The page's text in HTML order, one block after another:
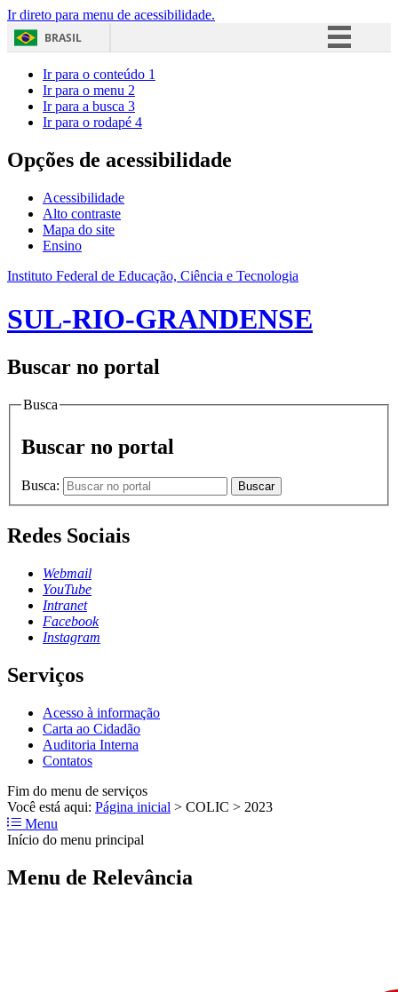
Ir direto para menu de acessibilidade.
BRASIL
Acesso à informação
Ir para o conteúdo 1
Ir para o menu 2
Ir para a busca 3
Ir para o rodapé 4
Opções de acessibilidade
Acessibilidade
Alto contraste
Mapa do site
Ensino
Instituto Federal de Educação, Ciência e Tecnologia
SUL-RIO-GRANDENSE
Buscar no portal
Busca
Buscar no portal
Busca: Buscar
Redes Sociais
Webmail
YouTube
Intranet
Facebook
Instagram
Serviços
Acesso à informação
Carta ao Cidadão
Auditoria Interna
Contatos
Fim do menu de serviços
Você está aqui: Página inicial > COLIC > 2023
Menu
Início do menu principal
Menu de Relevância